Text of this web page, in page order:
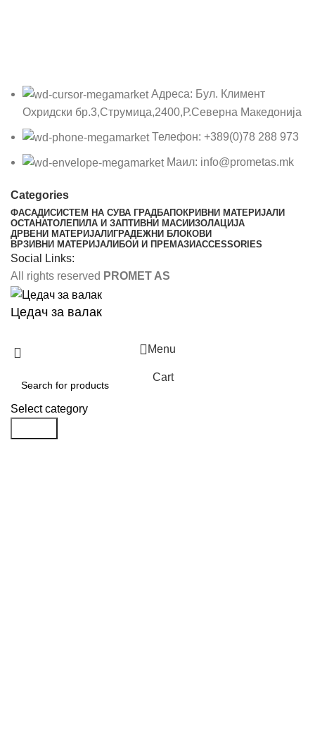
Адреса: Бул. Климент
Охридски бр.3,Струмица,2400,Р.Северна Македонија
Телефон: +389(0)78 288 973
Маил: info@prometas.mk
Categories
ФАСАДИСИСТЕМ НА СУВА ГРАДБАПОКРИВНИ МАТЕРИЈАЛИ
ОСТАНАТОЛЕПИЛА И ЗАПТИВНИ МАСИ ИЗОЛАЦИЈА
ДРВЕНИ МАТЕРИЈАЛИ ГРАДЕЖНИ БЛОКОВИ
ВРЗИВНИ МАТЕРИЈАЛИ БОИ И ПРЕМАЗИACCESSORIES
Social Links:
All rights reserved PROMET AS
Цедач за валак
Select category
Menu
Cart